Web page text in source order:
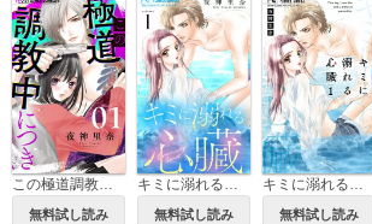
この極道調教中につき【マイクロ】
無料試し読み 無料試し読み
キミに溺れる心臓
無料試し読み